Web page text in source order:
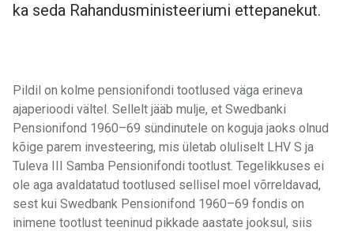
ka seda Rahandusministeeriumi ettepanekut.
Pildil on kolme pensionifondi tootlused väga erineva
ajaperioodi vältel. Sellelt jääb mulje, et Swedbanki
Pensionifond 1960–69 sündinutele on koguja jaoks olnud
kõige parem investeering, mis ületab oluliselt LHV S ja
Tuleva III Samba Pensionifondi tootlust. Tegelikkuses ei
ole aga avaldatatud tootlused sellisel moel võrreldavad,
sest kui Swedbank Pensionifond 1960–69 fondis on
inimene tootlust teeninud pikkade aastate jooksul, siis